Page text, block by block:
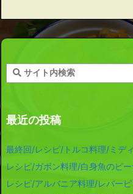
最近の投稿
最終回/レシピ/トルコ料理/ミデ
レシピ/ガボン料理/白身魚のピ
レシピ/アルバニア料理/レバー